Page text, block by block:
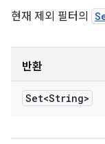
현재 제외 필터의
반환
Set<String>